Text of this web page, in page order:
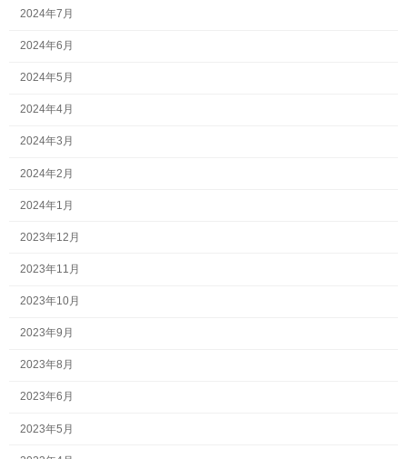
2024年7月
2024年6月
2024年5月
2024年4月
2024年3月
2024年2月
2024年1月
2023年12月
2023年11月
2023年10月
2023年9月
2023年8月
2023年6月
2023年5月